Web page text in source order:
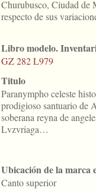
Churubusco, Ciudad de
respecto de sus
Libro modelo.
GZ 282 L979
Titulo
Paranympho celeste
prodigioso santuario de
soberana reyna de
Lvzvriaga…
Ubicación de la marca
Canto superior